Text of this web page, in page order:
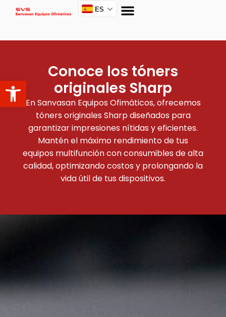
Abrir barra de herramientas
ES
Conoce los tóners
originales Sharp
En Sanvasan Equipos Ofimáticos, ofrecemos
tóners originales Sharp diseñados para
garantizar impresiones nítidas y eficientes.
Mantén el máximo rendimiento de tus
equipos multifunción con consumibles de alta
calidad, optimizando costos y prolongando la
vida útil de tus dispositivos.